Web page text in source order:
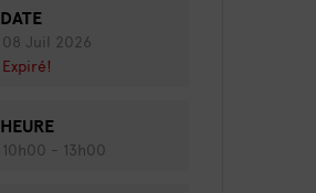
DATE
08 Juil 2026
Expiré!
HEURE
10h00 - 13h00